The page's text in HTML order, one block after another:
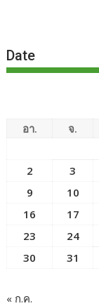
Date
อา. จ.
2
3
9
10
16
17
23
24
30
31
« ก.ค.